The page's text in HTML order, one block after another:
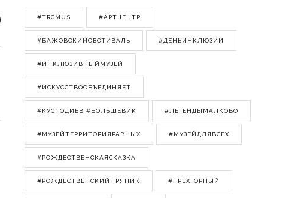
#TRGMUS #АРТЦЕНТР
#БАЖОВСКИЙФЕСТИВАЛЬ #ДЕНЬИНКЛЮЗИИ
#ИНКЛЮЗИВНЫЙМУЗЕЙ
#ИСКУССТВООБЪЕДИНЯЕТ
#КУСТОДИЕВ #БОЛЬШЕВИК #ЛЕГЕНДЫМАЛКОВО
#МУЗЕЙТЕРРИТОРИЯРАВНЫХ #МУЗЕЙДЛЯВСЕХ
#РОЖДЕСТВЕНСКАЯСКАЗКА
#РОЖДЕСТВЕНСКИЙПРЯНИК #ТРЁХГОРНЫЙ